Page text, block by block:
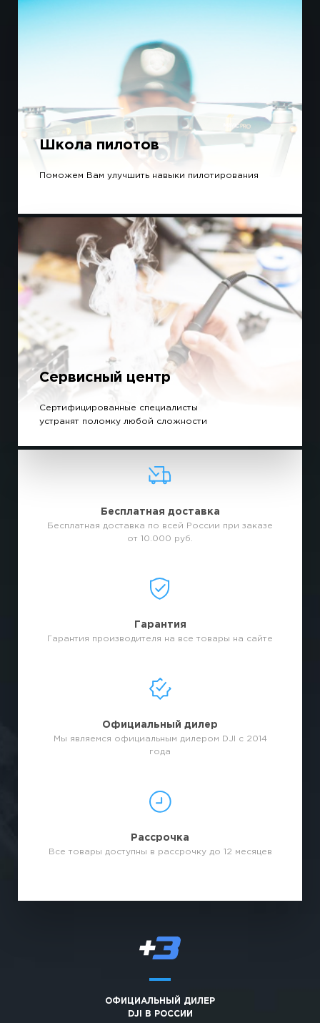
Школа пилотов
Поможем Вам улучшить навыки пилотирования
Сервисный центр
Сертифицированные специалисты
устранят поломку любой сложности
Бесплатная доставка
Бесплатная доставка по всей России при заказе
от 10.000 руб.
Гарантия
Гарантия производителя на все товары на сайте
Официальный дилер
Мы являемся официальным дилером DJI с 2014
года
Рассрочка
Все товары доступны в рассрочку до 12 месяцев
ОФИЦИАЛЬНЫЙ ДИЛЕР
DJI В РОССИИ